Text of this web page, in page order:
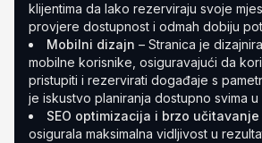
klijentima da lako rezerviraju svoje
provjere dostupnost i odmah dobiju
Mobilni dizajn – Stranica je
mobilne korisnike, osiguravajući da
pristupiti i rezervirati događaje s
je iskustvo planiranja dostupno svima
SEO optimizacija i brzo učitavanje
osigurala maksimalna vidljivost u